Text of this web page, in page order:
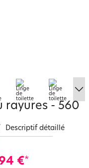
rayures - 560
Descriptif détaillé
€*